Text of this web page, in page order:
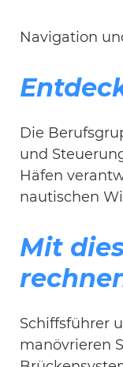
Navigation
Die
und
Häfen
nautischen
Mit
Schiffsführer
manövrieren